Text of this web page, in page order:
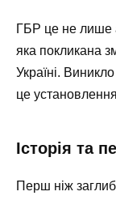
ГБР це не лише
яка покликана
Україні.
це
Історія та
Перш ніж